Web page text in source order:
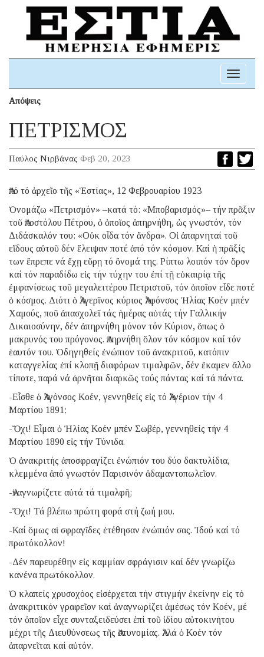
Toggle
Απόψεις
ΠΕΤΡΙΣΜΟΣ
Παύλος Νιρβάνας Φεβ 20, 2023
Ἀπό τό ἀρχεῖο τῆς «Ἑστίας», 12 Φεβρουαρίου 1923
Ὀνομάζω «Πετρισμόν» –κατά τό: «Μποβαρισμός»– τήν πρᾶξιν
τοῦ Ἀποστόλου Πέτρου, ὁ ὁποῖος ἀπηρνήθη, ὡς γνωστόν, τόν
Διδάσκαλόν του: «Οὐκ οἶδα τόν ἄνδρα». Οἱ ἀπαρνηταί τοῦ
εἴδους αὐτοῦ δέν ἔλειψαν ποτέ ἀπό τόν κόσμον. Καί ἡ πρᾶξίς
των ἔπρεπε νά ἔχῃ εὕρῃ τό ὄνομά της. Ρίπτω λοιπόν τόν ὅρον
καί τόν παραδίδω εἰς τήν τύχην του ἐπί τῇ εὐκαιρίᾳ τῆς
ἐμφανίσεως τοῦ μεγαλειτέρου Πετριστοῦ, τόν ὁποῖον εἶδε ποτέ
ὁ κόσμος. Διότι ὁ Ἀλγερῖνος κύριος Ἀλφόνσος Ἠλίας Κοέν μπέν
Χαμούς, ποῦ ἀπασχολεῖ τάς ἡμέρας αὐτάς τήν Γαλλικήν
Δικαιοσύνην, δέν ἀπηρνήθη μόνον τόν Κύριον, ὅπως ὁ
μακρυνός του πρόγονος. Ἀπηρνήθη ὅλον τόν κόσμον καί τόν
ἑαυτόν του. Ὁδηγηθείς ἐνώπιον τοῦ ἀνακριτοῦ, κατόπιν
καταγγελίας ἐπί κλοπῇ διαφόρων τιμαλφῶν, δέν ἔκαμεν ἄλλο
τίποτε, παρά νά ἀρνῆται διαρκῶς τούς πάντας καί τά πάντα.
-Εἶσθε ὁ Ἀλγόνσος Κοέν, γεννηθείς εἰς τό Ἀλγέριον τήν 4
Μαρτίου 1891;
-Ὄχι! Εἶμαι ὁ Ἠλίας Κοέν μπέν Σωβέρ, γεννηθείς τήν 4
Μαρτίου 1890 εἰς τήν Τύνιδα.
Ὁ ἀνακριτής ἀποσφραγίζει ἐνώπιόν του δύο δακτυλίδια,
κλεμμένα ἀπό γνωστόν Παρισινόν ἀδαμαντοπωλεῖον.
-Ἀναγνωρίζετε αὐτά τά τιμαλφῆ;
-Ὄχι! Τά βλέπω πρώτη φορά στή ζωή μου.
-Καί ὅμως αἱ σφραγῖδες ἐτέθησαν ἐνώπιόν σας. Ἰδού καί τό
πρωτόκολλον!
-Δέν παρευρέθην εἰς καμμίαν σφράγισιν καί δέν γνωρίζω
κανένα πρωτόκολλον.
Ὁ κλαπείς χρυσοχόος εἰσέρχεται τήν στιγμήν ἐκείνην εἰς τό
ἀνακριτικόν γραφεῖον καί ἀναγνωρίζει ἀμέσως τόν Κοέν, μέ
τόν ὁποῖον εἶχε συνταξειδεύσει ἐπί τοῦ ἰδίου αὐτοκινήτου
μέχρι τῆς Διευθύνσεως τῆς Ἀστυνομίας. Ἀλλά ὁ Κοέν τόν
ἀπαρνεῖται καί αὐτόν.